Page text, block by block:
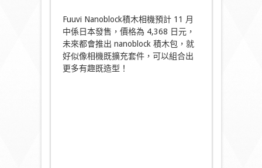
Fuuvi Nanoblock積木相機預計 11 月
中係日本發售，價格為 4,368 日元，
未來都會推出 nanoblock 積木包，就
好似像相機既擴充套件，可以組合出
更多有趣既造型！